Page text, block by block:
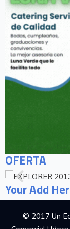
OFERTA